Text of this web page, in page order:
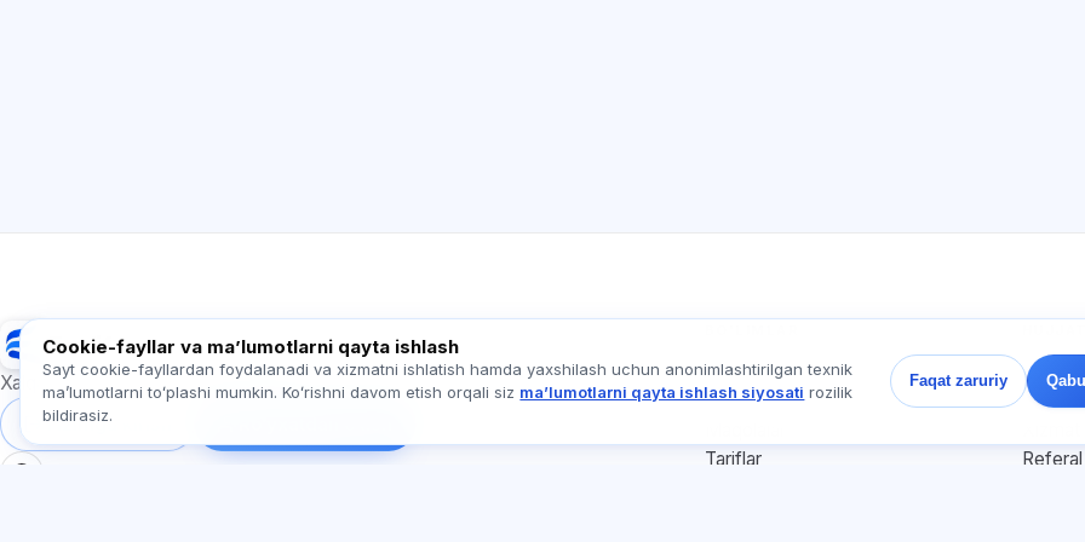
Exalify
Xalqaro til imtihonlariga tayyorgarlik
Tizimga kirish
Uy
Testlar
Tariflar
Cookie-fayllar va maʼlumotlarni qayta ishlash
Sayt cookie-fayllardan foydalanadi va xizmatni ishlatish hamda yaxshilash uchun anonimlashtirilgan texnik
maʼlumotlarni toʻplashi mumkin. Koʻrishni davom etish orqali siz maʼlumotlarni qayta ishlash siyosati rozilik
bildirasiz.
Faqat zaruriy